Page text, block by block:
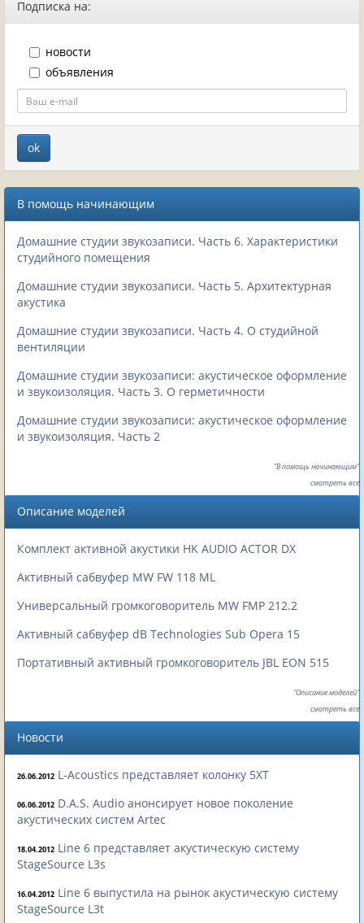
Подписка на:
новости
объявления
В помощь начинающим
Домашние студии звукозаписи. Часть 6. Характеристики
студийного помещения
Домашние студии звукозаписи. Часть 5. Архитектурная
акустика
Домашние студии звукозаписи. Часть 4. О студийной
вентиляции
Домашние студии звукозаписи: акустическое оформление
и звукоизоляция. Часть 3. О герметичности
Домашние студии звукозаписи: акустическое оформление
и звукоизоляция. Часть 2
"В помощь начинающим"
смотреть все
Описание моделей
Комплект активной акустики HK AUDIO ACTOR DX
Активный cабвуфер MW FW 118 ML
Универсальный громкоговоритель MW FMP 212.2
Активный сабвуфер dB Technologies Sub Opera 15
Портативный активный громкоговоритель JBL EON 515
"Описание моделей"
смотреть все
Новости
26.06.2012 L-Acoustics представляет колонку 5XT
06.06.2012 D.A.S. Audio анонсирует новое поколение
акустических систем Artec
18.04.2012 Line 6 представляет акустическую систему
StageSource L3s
16.04.2012 Line 6 выпустила на рынок акустическую систему
StageSource L3t